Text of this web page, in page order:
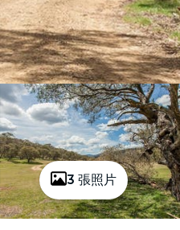
3 張照片